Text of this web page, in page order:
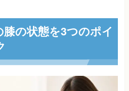
膝の状態を3つのポイ